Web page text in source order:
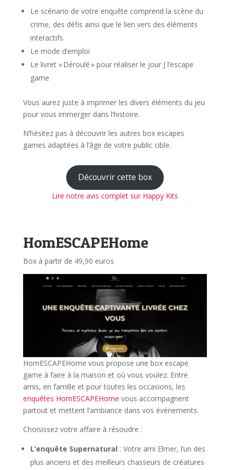
Le scénario de votre enquête comprend la scène du
crime, des défis ainsi que le lien vers des éléments
interactifs.
Le mode d’emploi
Le livret « Déroulé » pour réaliser le jour J l’escape
game
Vous aurez juste à imprimer les divers éléments du jeu
pour vous immerger dans l’histoire.
N’hésitez pas à découvrir les autres box escapes
games adaptées à l’âge de votre public cible.
Découvrir cette box
Lire notre avis complet sur Happy Kits
HomESCAPEHome
Box à partir de 49,90 euros
HomESCAPEHome vous propose une box escape
game à faire à la maison et où vous voulez. Entre
amis, en famille et pour toutes les occasions, les
enquêtes HomESCAPEHome vous accompagnent
partout et mettent l’ambiance dans vos événements.
Choisissez votre affaire à résoudre :
L’enquête Supernatural : Votre ami Elmer, l’un des
plus anciens et des meilleurs chasseurs de créatures